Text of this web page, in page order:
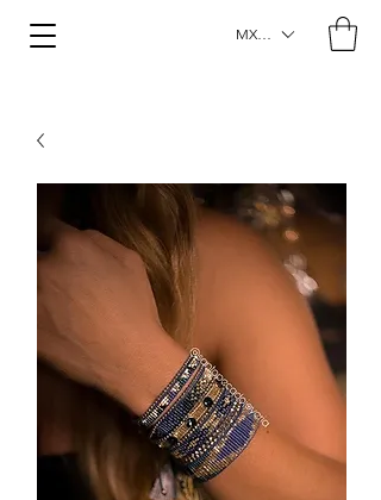
MXN ($)